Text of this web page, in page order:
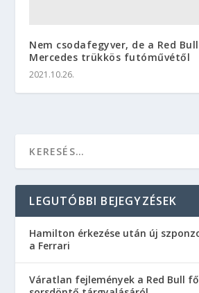
Nem csodafegyver, de a Red
Mercedes trükkös futóművétől
2021.10.26.
LEGUTÓBBI BEJEGYZÉSEK
Hamilton érkezése után új
a Ferrari
Váratlan fejlemények a Red Bull